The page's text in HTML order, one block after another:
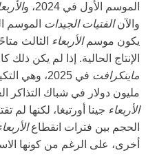
الموسم الأول في 2024، و
والآنالفتيات الجيدات
يكون موسمالأربعاء
الإنتاج الحالية. إذا لم يكن
ماينكرافت
مليون دولار في شباك التذاكر
الأربعاء جينا أورتيغا، لكنها لم
الحجم بين فترات انقطاع
أخرى، على الرغم من كونها